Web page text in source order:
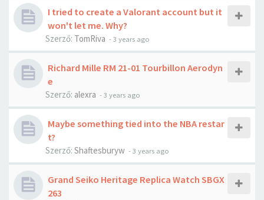
I tried to create a Valorant account but it
won't let me. Why?
Szerző: TomRiva -3 years ago
Richard Mille RM 21-01 Tourbillon Aerodyn
e
Szerző: alexra -3 years ago
Maybe something tied into the NBA restar
t?
Szerző: Shaftesburyw -3 years ago
Grand Seiko Heritage Replica Watch SBGX
263